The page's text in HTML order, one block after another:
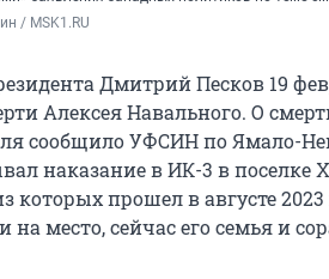
/ MSK1.RU
Дмитрий Песков 19
Алексея Навального. О
сообщило УФСИН по Ямало-
наказание в ИК-3 в поселке
которых прошел в августе
на место, сейчас его семья и